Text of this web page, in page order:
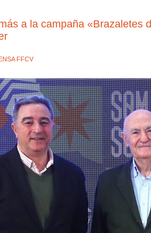
a la campaña «Brazaletes
FFCV